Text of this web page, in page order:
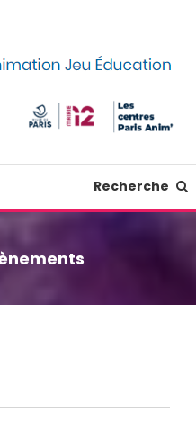
Recherche